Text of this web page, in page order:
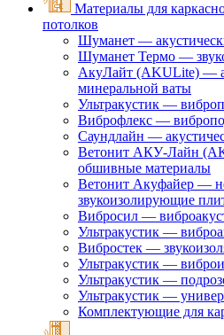
Материалы для
потолков
Шуманет —
Шуманет Термо —
АкуЛайт (AKULite) —
минеральной ваты
Ультракустик —
Виброфлекс —
Саундлайн —
Ветонит АКУ-Лайн
обшивные материалы
Ветонит Акуфайер —
звукоизолирующие
Вибросил —
Ультракустик —
Вибростек —
Ультракустик —
Ультракустик —
Ультракустик —
Комплектующие для